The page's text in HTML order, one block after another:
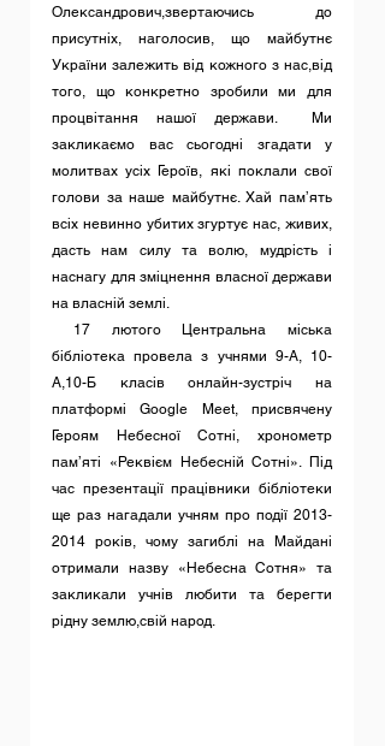
Олександрович,звертаючись до
присутніх, наголосив, що майбутнє
України залежить від кожного з нас,від
того, що конкретно зробили ми для
процвітання нашої держави.  Ми
закликаємо вас сьогодні згадати у
молитвах усіх Героїв, які поклали свої
голови за наше майбутнє. Хай пам’ять
всіх невинно убитих згуртує нас, живих,
дасть нам силу та волю, мудрість і
наснагу для зміцнення власної держави
на власній землі.
бібліотека провела з учнями 9-А, 10-
А,10-Б класів онлайн-зустріч на
платформі Google Meеt, присвячену
Героям Небесної Сотні, хронометр
пам’яті «Реквієм Небесній Сотні». Під
час презентації працівники бібліотеки
ще раз нагадали учням про події 2013-
2014 років, чому загиблі на Майдані
отримали назву «Небесна Сотня» та
закликали учнів любити та берегти
рідну землю,свій народ.